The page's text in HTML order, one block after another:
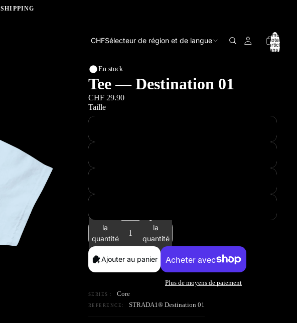
SHIPPING
CHFSélecteur de région et de langue
Nombre
total
d’articles
dans le
En stock
Tee — Destination 01
CHF 29.90
Taille
la
quantité
la
quantité
Ajouter au panier
Plus de moyens de paiement
SERIES : Core
REFERENCE: STRADA1® Destination 01